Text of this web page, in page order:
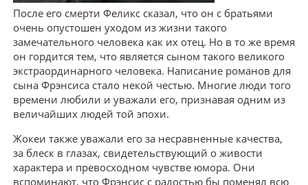
После его смерти Феликс сказал, что он с братьями
очень опустошен уходом из жизни такого
замечательного человека как их отец. Но в то же время
он гордится тем, что является сыном такого великого
экстраординарного человека. Написание романов для
сына Фрэнсиса стало некой честью. Многие люди того
времени любили и уважали его, признавая одним из
величайших людей той эпохи.
Жокеи также уважали его за несравненные качества,
за блеск в глазах, свидетельствующий о живости
характера и превосходном чувстве юмора. Они
вспоминают, что Фрэнсис с радостью бы поменял всю